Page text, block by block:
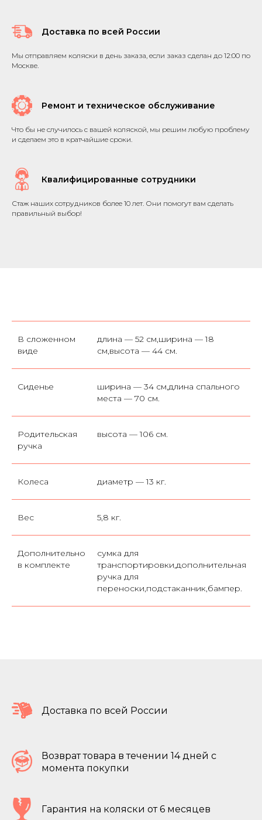
Доставка по всей России
Мы отправляем коляски в день заказа, если заказ сделан до 12:00 по
Москве.
Ремонт и техническое обслуживание
Что бы не случилось с вашей коляской, мы решим любую проблему
и сделаем это в кратчайшие сроки.
Квалифицированные сотрудники
Стаж наших сотрудников более 10 лет. Они помогут вам сделать
правильный выбор!
В сложенном
виде
длина — 52 см,ширина — 18
см,высота — 44 см.
Сиденье
ширина — 34 см,длина спального
места — 70 см.
Родительская
ручка
высота — 106 см.
Колеса диаметр — 13 кг.
Вес 5,8 кг.
Дополнительно
в комплекте
сумка для
транспортировки,дополнительная
ручка для
переноски,подстаканник,бампер.
Доставка по всей России
Возврат товара в течении 14 дней с
момента покупки
Гарантия на коляски от 6 месяцев